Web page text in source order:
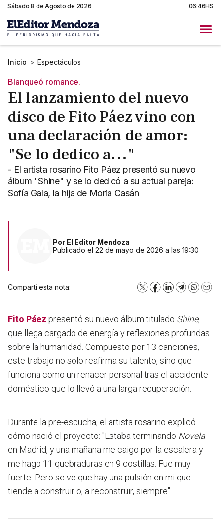
Sábado 8 de Agosto de 2026 06:46HS
Inicio > Espectáculos
Blanqueó romance.
El lanzamiento del nuevo
disco de Fito Páez vino con
una declaración de amor:
"Se lo dedico a..."
- El artista rosarino Fito Páez presentó su nuevo
álbum "Shine" y se lo dedicó a su actual pareja:
Sofía Gala, la hija de Moria Casán
Por El Editor Mendoza
Publicado el 22 de mayo de 2026 a las 19:30
Compartí esta nota: X Facebook
LinkedInTelegram
Fito Páez presentó su nuevo álbum titulado Shine,
que llega cargado de energía y reflexiones profundas
sobre la humanidad. Compuesto por 13 canciones,
este trabajo no solo reafirma su talento, sino que
funciona como un renacer personal tras el accidente
doméstico que lo llevó a una larga recuperación.
Durante la pre-escucha, el artista rosarino explicó
cómo nació el proyecto: "Estaba terminando Novela
en Madrid, y una mañana me caigo por la escalera y
me hago 11 quebraduras en 9 costillas. Fue muy
fuerte. Pero se ve que hay una pulsión en mi que
tiende a construir o, a reconstruir, siempre".